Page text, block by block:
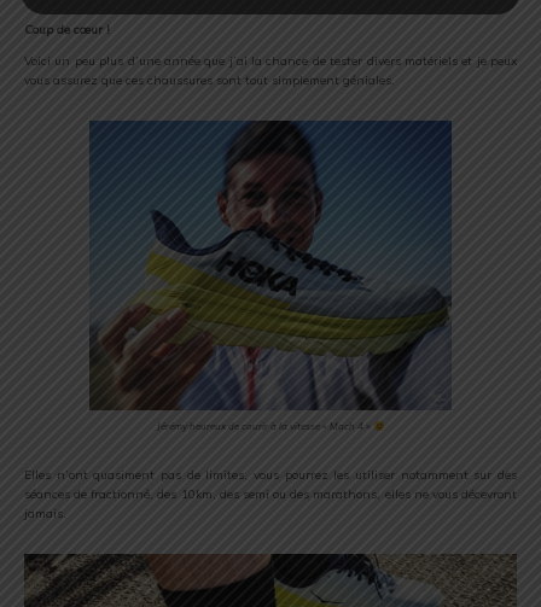
Coup de cœur !
Voici un peu plus d’une année que j’ai la chance de tester divers matériels et je peux
vous assurez que ces chaussures sont tout simplement géniales.
Jérémy heureux de courir à la vitesse « Mach 4 »
Elles n’ont quasiment pas de limites, vous pourrez les utiliser notamment sur des
séances de fractionné, des 10km, des semi ou des marathons, elles ne vous décevront
jamais.